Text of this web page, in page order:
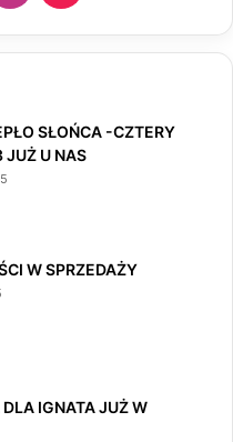
n
a
i
T
o
SŁOŃCA -CZTERY
JUŻ U NAS
W SPRZEDAŻY
IGNATA JUŻ W